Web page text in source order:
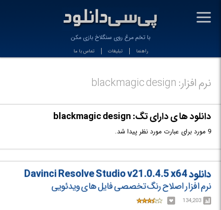
با تخم مرغ روی سنگلاخ بازی مکن
راهنما تبلیغات تماس با ما
نرم افزار: blackmagic design
دانلود ها ی دارای تگ: blackmagic design
9 مورد برای عبارت مورد نظر پیدا شد.
دانلود Davinci Resolve Studio v21.0.4.5 x64
نرم افزار اصلاح رنگ تخصصی فایل های ویدئویی
134,203